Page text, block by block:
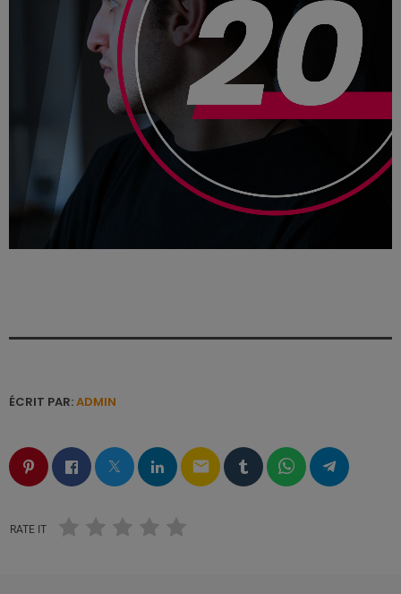
ÉCRIT PAR:ADMIN
email
RATE IT